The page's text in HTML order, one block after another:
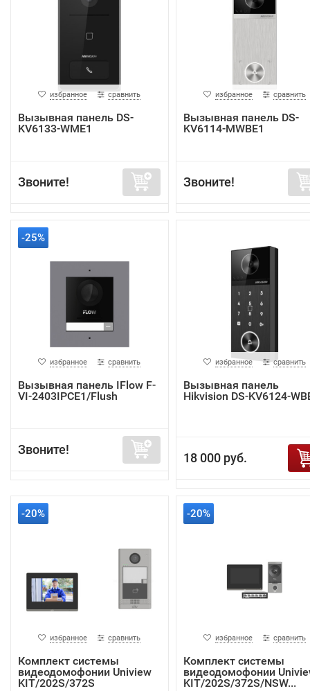
избранное сравнить
Вызывная панель DS-
KV6133-WME1
Звоните!
избранное сравнить
Вызывная панель DS-
KV6114-MWBE1
Звоните!
-25%
избранное сравнить
Вызывная панель IFlow F-
VI-2403IPCE1/Flush
Звоните!
избранное сравнить
Вызывная панель
Hikvision DS-KV6124-
18 000 руб.
-20%
избранное сравнить
Комплект системы
видеодомофонии Uniview
KIT/202S/372S
-20%
избранное сравнить
Комплект системы
видеодомофонии
KIT/202S/372S/NSW...